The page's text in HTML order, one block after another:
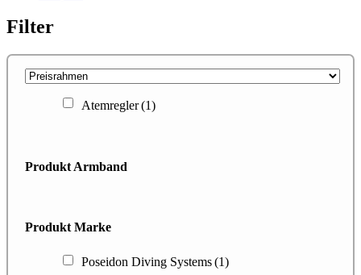
Filter
Atemregler(1)
Produkt Armband
Produkt Marke
Poseidon Diving Systems(1)